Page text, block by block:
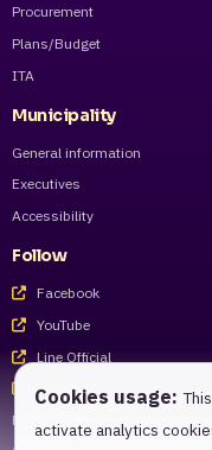
Procurement
Plans/Budget
ITA
Municipality
General information
Executives
Accessibility
Follow
Facebook
YouTube
Line Official
Tiktok
For staff
Cookies usage:
activate analytics